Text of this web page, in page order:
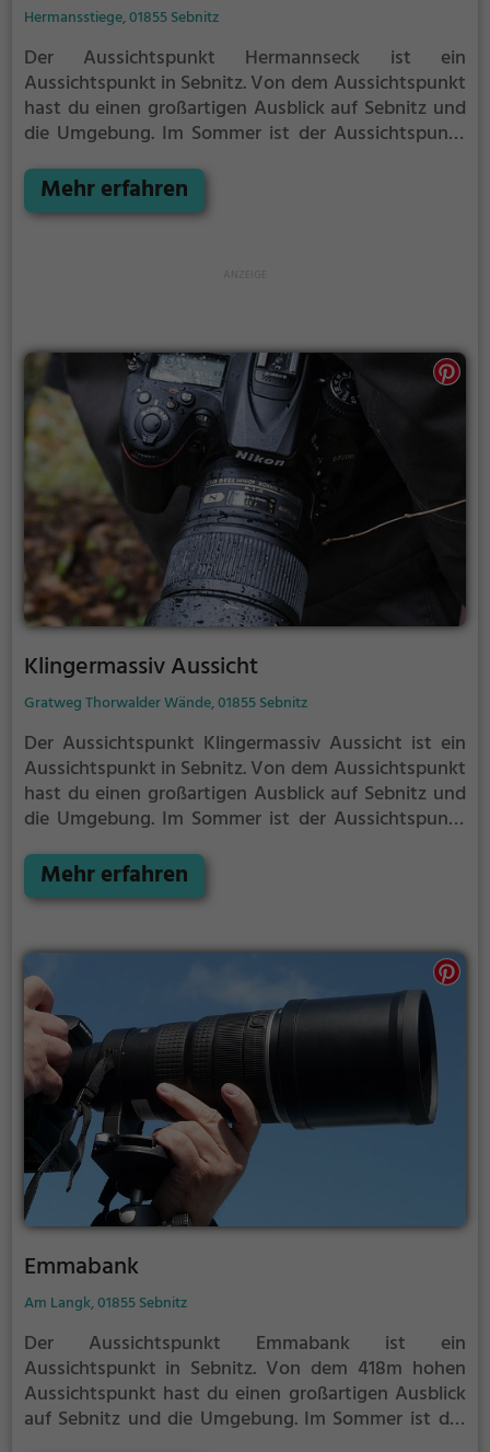
Hermansstiege, 01855 Sebnitz
Der Aussichtspunkt Hermannseck ist ein
Aussichtspunkt in Sebnitz.Von dem Aussichtspunkt
hast du einen großartigen Ausblick auf Sebnitz und
die Umgebung. Im Sommer ist der Aussichtspunkt
Familienausflüge, Wanderungen oder zum
Picknicken und lockt an warmen und sonnigen
Mehr erfahren
Klingermassiv Aussicht
Gratweg Thorwalder Wände, 01855 Sebnitz
Der Aussichtspunkt Klingermassiv Aussicht ist ein
Aussichtspunkt in Sebnitz.Von dem Aussichtspunkt
hast du einen großartigen Ausblick auf Sebnitz und
die Umgebung. Im Sommer ist der Aussichtspunkt
Familienausflüge, Wanderungen oder zum
Picknicken und lockt an warmen und sonnigen
Mehr erfahren
Emmabank
Am Langk, 01855 Sebnitz
Der Aussichtspunkt Emmabank ist ein
Aussichtspunkt in Sebnitz. Von dem 418m hohen
Aussichtspunkt hast du einen großartigen Ausblick
auf Sebnitz und die Umgebung. Im Sommer ist der